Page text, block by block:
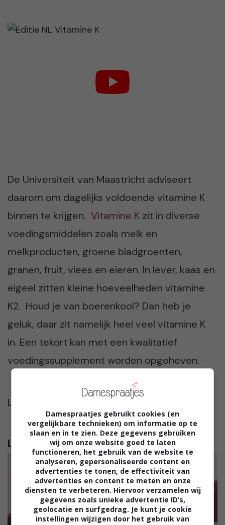
De Universiteit van Maastricht adviseert
daarom om dagelijks voldoende vitamine K
binnen te krijgen. Vitamine K zit in diverse
voedingsmiddelen zoals melk en
melkproducten, groene bladgroenten,
granen, fruit, vlees en eieren. In lever, kaas en
eigeel zitten kleine hoeveelheden vitamine
K2. Houd je van boerenkool? Dan heb je
geluk, daar zit namelijk heel veel vitamine K
in. Een tekort kan met een kwalitatief
voedingssupplement worden opgeheven.
Lees ook: Lekkere recepten met boerenkool
Lees verder...
Damespraatjes gebruikt cookies (en
vergelijkbare technieken) om informatie op te
slaan en in te zien. Deze gegevens gebruiken
wij om onze website goed te laten
functioneren, het gebruik van de website te
analyseren, gepersonaliseerde content en
advertenties te tonen, de effectiviteit van
advertenties en content te meten en onze
diensten te verbeteren. Hiervoor verzamelen wij
gegevens zoals unieke advertentie ID’s,
geolocatie en surfgedrag. Je kunt je cookie
instellingen wijzigen door het gebruik van